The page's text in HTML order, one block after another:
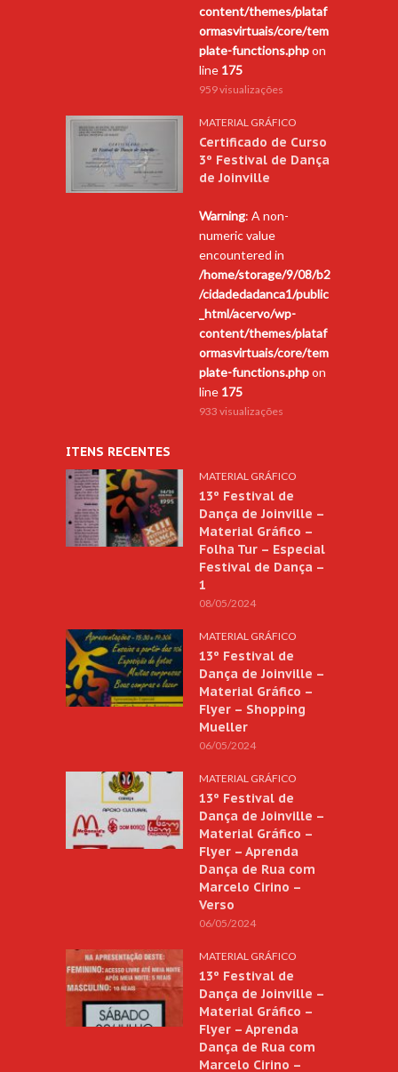
content/themes/plataf
ormasvirtuais/core/tem
plate-functions.phpon
line 175
959 visualizações
MATERIAL GRÁFICO
Certificado de Curso
3º Festival de Dança
de Joinville
Warning: A non-
numeric value
encountered in
/home/storage/9/08/b2
/cidadedadanca1/public
_html/acervo/wp-
content/themes/plataf
ormasvirtuais/core/tem
plate-functions.phpon
line 175
933 visualizações
ITENS RECENTES
MATERIAL GRÁFICO
13º Festival de
Dança de Joinville –
Material Gráfico –
Folha Tur – Especial
Festival de Dança –
1
08/05/2024
MATERIAL GRÁFICO
13º Festival de
Dança de Joinville –
Material Gráfico –
Flyer – Shopping
Mueller
06/05/2024
MATERIAL GRÁFICO
13º Festival de
Dança de Joinville –
Material Gráfico –
Flyer – Aprenda
Dança de Rua com
Marcelo Cirino –
Verso
06/05/2024
MATERIAL GRÁFICO
13º Festival de
Dança de Joinville –
Material Gráfico –
Flyer – Aprenda
Dança de Rua com
Marcelo Cirino –